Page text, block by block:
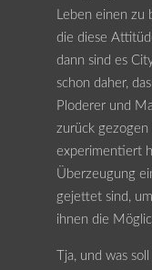
Leben einen
die diese
dann sind es
schon daher,
Ploderer und
zurück
experimentiert
Überzeugung
gejettet sind,
ihnen die
Tja, und was